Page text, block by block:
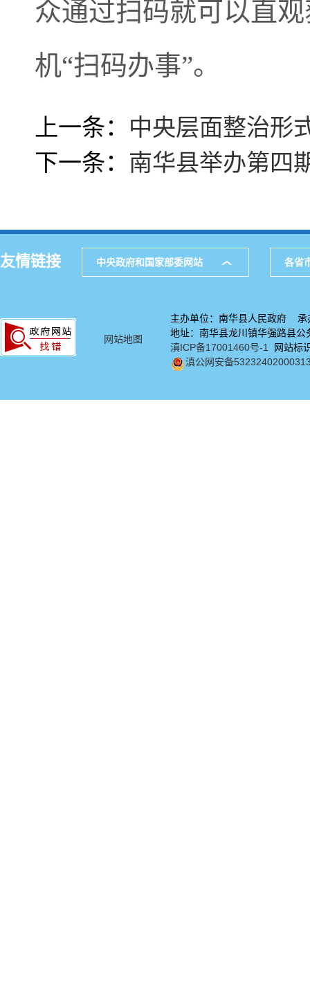
众通过扫码就可以直
机“扫码办事”。
上一条： 中央层面整治形
下一条： 南华县举办第四
友情链接 中央政府和国家部委网站 各省
网站地图
主办单位：南华县人民政府 承
地址：南华县龙川镇华强路
滇ICP备17001460号-1
网站标
滇公网安备